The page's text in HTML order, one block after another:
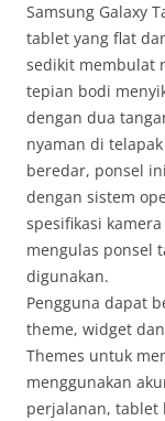
Samsung Galaxy
tablet yang flat
sedikit membulat
tepian bodi
dengan dua
nyaman di
beredar, ponsel
dengan sistem
spesifikasi
mengulas ponsel
digunakan.
Pengguna dapat
theme, widget
Themes untuk
menggunakan
perjalanan, tablet